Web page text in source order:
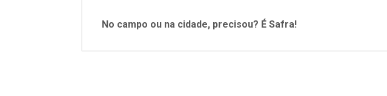
No campo ou na cidade, precisou? É Safra!